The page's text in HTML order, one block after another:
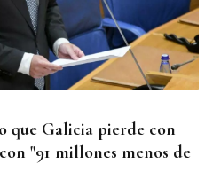
que Galicia pierde con
"91 millones menos de